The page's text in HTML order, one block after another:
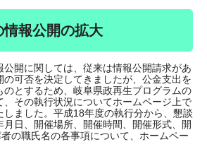
情報公開の拡大
開に関しては、従来は情報公開請求があ
の可否を決定してきましたが、公金支出を
のとするため、岐阜県政再生プログラムの
、その執行状況についてホームページ上で
しました。平成18年度の執行分から、懇談
月日、開催場所、開催時間、開催形式、開
の職氏名の各事項について、ホームペー